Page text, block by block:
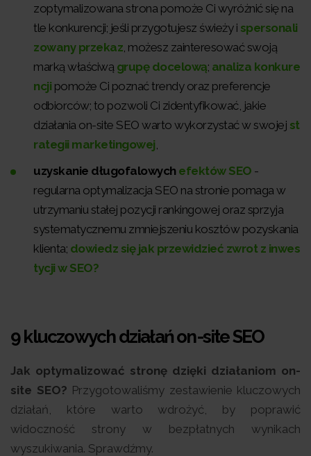
zoptymalizowana strona pomoże Ci wyróżnić się na
tle konkurencji; jeśli przygotujesz świeży i spersonali
zowany przekaz , możesz zainteresować swoją
marką właściwą grupę docelową; analiza konkure
ncji pomoże Ci poznać trendy oraz preferencje
odbiorców; to pozwoli Ci zidentyfikować, jakie
działania on-site SEO warto wykorzystać w swojej st
rategii marketingowej
uzyskanie długofalowych efektów SEO -
regularna optymalizacja SEO na stronie pomaga w
utrzymaniu stałej pozycji rankingowej oraz sprzyja
systematycznemu zmniejszeniu kosztów pozyskania
klienta; dowiedz się jak przewidzieć zwrot z inwes
tycji w SEO?
9 kluczowych działań on-site SEO
Jak optymalizować stronę dzięki działaniom on-
site SEO? Przygotowaliśmy zestawienie kluczowych
działań, które warto wdrożyć, by poprawić
widoczność strony w bezpłatnych wynikach
wyszukiwania. Sprawdźmy.